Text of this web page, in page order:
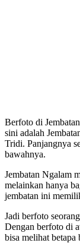
Berfoto di
sini adalah
Tridi. Panjangnya
bawahnya.
Jembatan Ngalam
melainkan hanya
jembatan ini
Jadi berfoto
Dengan berfoto di
bisa melihat